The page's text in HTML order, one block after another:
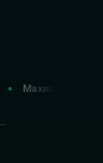
Махинатор